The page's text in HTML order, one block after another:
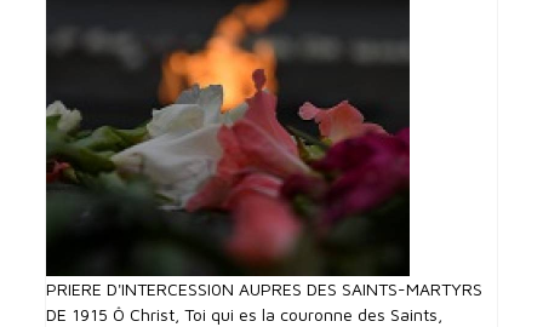
PRIERE D'INTERCESSI0N AUPRES DES SAINTS-MARTYRS
DE 1915 Ô Christ, Toi qui es la couronne des Saints,